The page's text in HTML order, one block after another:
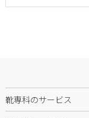
靴専科のサービス